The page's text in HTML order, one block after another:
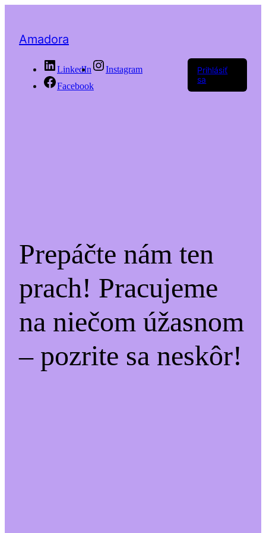
Amadora
LinkedIn
Instagram
Facebook
Prihlásiť
sa
Prepáčte nám ten
prach! Pracujeme
na niečom úžasnom
– pozrite sa neskôr!